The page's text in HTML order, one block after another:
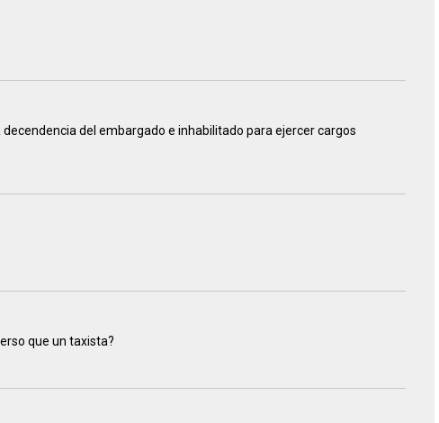
del embargado e inhabilitado para ejercer cargos
que un taxista?